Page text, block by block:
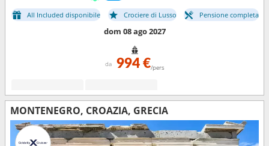
All Included disponibile Crociere di Lusso Pensione completa
dom 08 ago 2027
da 994 €/pers
MONTENEGRO, CROAZIA, GRECIA